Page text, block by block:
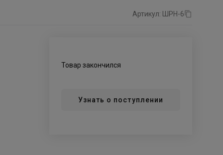
Артикул: ШРН-6
Товар закончился
Узнать о поступлении